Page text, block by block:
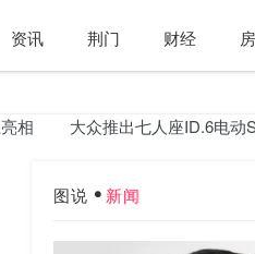
资讯 荆门 财经
大众推出七人座ID.6电动SUV
图说 新闻